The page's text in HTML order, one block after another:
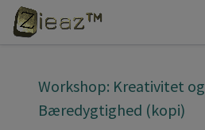
Workshop: Kreativitet og
Bæredygtighed (kopi)